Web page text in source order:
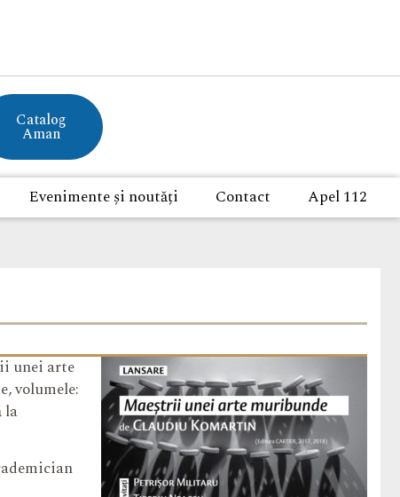
Catalog
Aman
Evenimente și noutăți Contact Apel 112
unei arte
volumele:
la